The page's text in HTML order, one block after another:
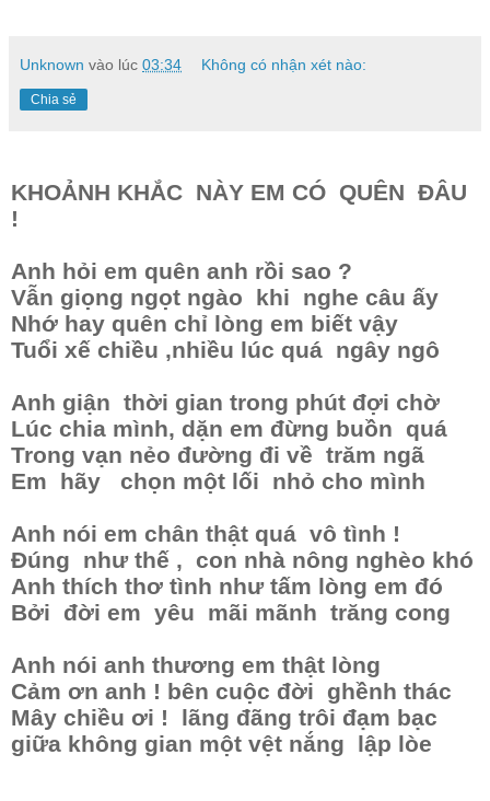
Unknown vào lúc 03:34 Không có nhận xét nào:
Chia sẻ
KHOẢNH KHẮC NÀY EM CÓ QUÊN ĐÂU
!
Anh hỏi em quên anh rồi sao ?
Vẫn giọng ngọt ngào khi nghe câu ấy
Nhớ hay quên chỉ lòng em biết vậy
Tuổi xế chiều ,nhiều lúc quá ngây ngô
Anh giận thời gian trong phút đợi chờ
Lúc chia mình, dặn em đừng buồn quá
Trong vạn nẻo đường đi về trăm ngã
Em hãy chọn một lối nhỏ cho mình
Anh nói em chân thật quá vô tình !
Đúng như thế , con nhà nông nghèo khó
Anh thích thơ tình như tấm lòng em đó
Bởi đời em yêu mãi mãnh trăng cong
Anh nói anh thương em thật lòng
Cảm ơn anh ! bên cuộc đời ghềnh thác
Mây chiều ơi ! lãng đãng trôi đạm bạc
giữa không gian một vệt nắng lập lòe